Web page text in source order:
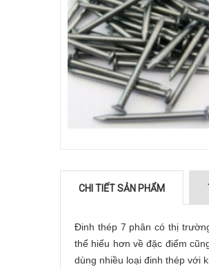
CHI TIẾT SẢN PHẨM
Đinh thép 7 phân có thị
thể hiểu hơn về đặc điểm
dùng nhiều loại đinh thép với